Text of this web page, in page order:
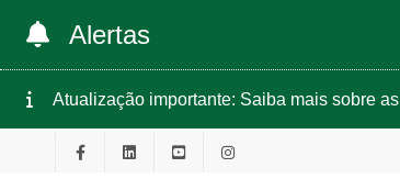
Alertas
Atualização importante: Saiba mais sobre as